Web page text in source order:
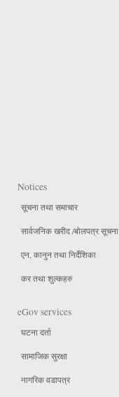
Notices
सूचना तथा समाचार
सार्वजनिक खरीद /बोलपत्र सूचना
एन, कानुन तथा निर्देशिका
कर तथा शुल्कहरु
eGov services
घटना दर्ता
सामाजिक सुरक्षा
नागरिक वडापत्र